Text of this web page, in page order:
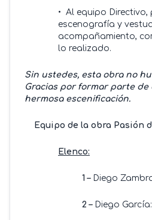
• Al equipo Directivo,
escenografía y
acompañamiento,
lo realizado.
Sin ustedes, esta obra no
Gracias por formar parte de
hermosa escenificación.
Equipo de la obra Pasión
Elenco:
1 –Diego
2 –Diego García: